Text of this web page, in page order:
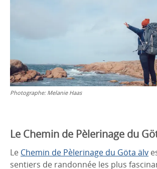
Photographe: Melanie Haas
Le Chemin de Pèlerinage du
Le Chemin de Pèlerinage du Göta älv
sentiers de randonnée les plus